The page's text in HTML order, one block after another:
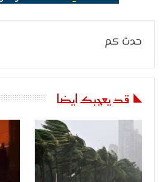
حدث كم
قد يعجبك ايضا